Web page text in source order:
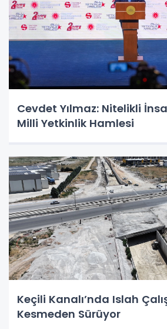
Cevdet Yılmaz: Nitelikli
Milli Yetkinlik Hamlesi
Keçili Kanalı’nda Islah
Kesmeden Sürüyor